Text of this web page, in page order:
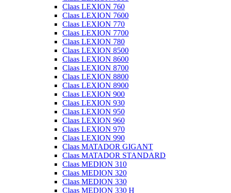
Claas LEXION 760
Claas LEXION 7600
Claas LEXION 770
Claas LEXION 7700
Claas LEXION 780
Claas LEXION 8500
Claas LEXION 8600
Claas LEXION 8700
Claas LEXION 8800
Claas LEXION 8900
Claas LEXION 900
Claas LEXION 930
Claas LEXION 950
Claas LEXION 960
Claas LEXION 970
Claas LEXION 990
Claas MATADOR GIGANT
Claas MATADOR STANDARD
Claas MEDION 310
Claas MEDION 320
Claas MEDION 330
Claas MEDION 330 H